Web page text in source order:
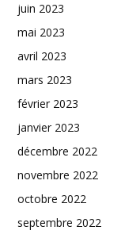
juin 2023
mai 2023
avril 2023
mars 2023
février 2023
janvier 2023
décembre 2022
novembre 2022
octobre 2022
septembre 2022